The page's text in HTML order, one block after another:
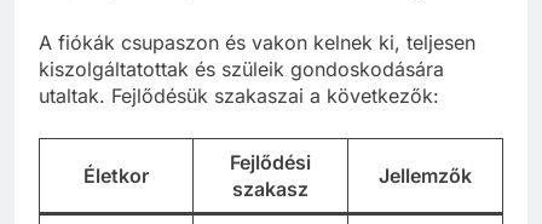
A fiókák csupaszon és vakon kelnek ki, teljesen
kiszolgáltatottak és szüleik gondoskodására
utaltak. Fejlődésük szakaszai a következők:
Életkor
Fejlődési
szakasz
Jellemzők